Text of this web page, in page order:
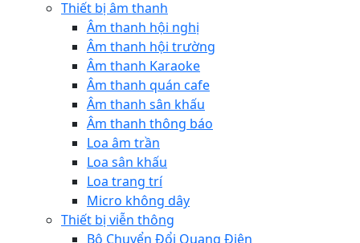
Thiết bị âm thanh
Âm thanh hội nghị
Âm thanh hội trường
Âm thanh Karaoke
Âm thanh quán cafe
Âm thanh sân khấu
Âm thanh thông báo
Loa âm trần
Loa sân khấu
Loa trang trí
Micro không dây
Thiết bị viễn thông
Bộ Chuyển Đổi Quang Điện